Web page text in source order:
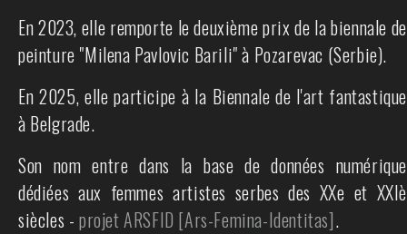
En 2023, elle remporte le deuxième prix de la biennale de
peinture "Milena Pavlovic Barili" à Pozarevac (Serbie).
En 2025, elle participe à la Biennale de l'art fantastique
à Belgrade.
Son nom entre dans la base de données numérique
dédiées aux femmes artistes serbes des XXe et XXIè
siècles - projet ARSFID [Ars-Femina-Identitas].